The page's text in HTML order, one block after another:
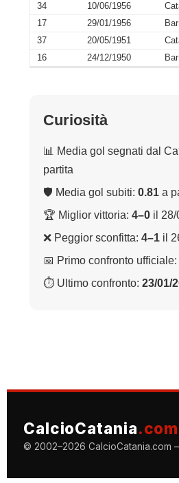
34
10/06/1956
17
29/01/1956 Bari
37
20/05/1951
16
24/12/1950 Bari
Curiosità
📊 Media gol segnati dal
partita
🛡 Media gol subiti: 0.81 a
🏆 Miglior vittoria: 4–0 il 28/
❌ Peggior sconfitta: 4–1 il
📅 Primo confronto ufficiale:
⏱ Ultimo confronto: 23/01/
CalcioCatania.com
© 2002–2026 CalcioCatania.com